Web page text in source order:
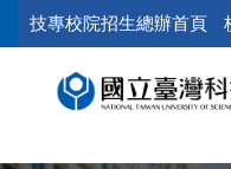
到
容
技專校院招生總辦首頁